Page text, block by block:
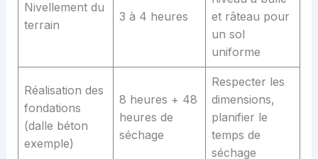
Nivellement du
terrain
3 à 4 heures
et râteau pour
un sol
uniforme
Réalisation des
fondations
(dalle béton
exemple)
8 heures + 48
heures de
séchage
Respecter les
dimensions,
planifier le
temps de
séchage